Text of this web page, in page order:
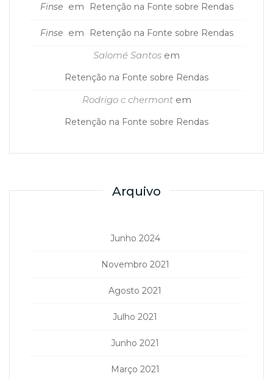
Finse em Retenção na Fonte sobre Rendas
Finse em Retenção na Fonte sobre Rendas
Salomé Santos em
Retenção na Fonte sobre Rendas
Rodrigo c chermontem
Retenção na Fonte sobre Rendas
Arquivo
Junho 2024
Novembro 2021
Agosto 2021
Julho 2021
Junho 2021
Março 2021